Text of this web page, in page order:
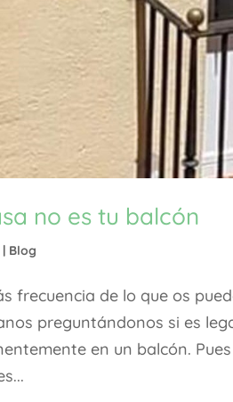
no es tu balcón
| Blog
frecuencia de lo que os
preguntándonos si es
en un balcón.